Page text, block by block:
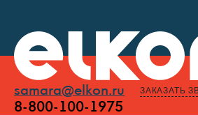
samara@elkon.ru
8-800-100-1975
ЗАКАЗАТЬ